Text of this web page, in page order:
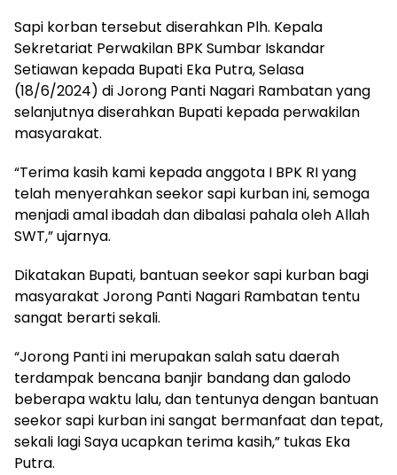
Sapi korban tersebut diserahkan Plh. Kepala
Sekretariat Perwakilan BPK Sumbar Iskandar
Setiawan kepada Bupati Eka Putra, Selasa
(18/6/2024) di Jorong Panti Nagari Rambatan yang
selanjutnya diserahkan Bupati kepada perwakilan
masyarakat.
“Terima kasih kami kepada anggota I BPK RI yang
telah menyerahkan seekor sapi kurban ini, semoga
menjadi amal ibadah dan dibalasi pahala oleh Allah
SWT,” ujarnya.
Dikatakan Bupati, bantuan seekor sapi kurban bagi
masyarakat Jorong Panti Nagari Rambatan tentu
sangat berarti sekali.
“Jorong Panti ini merupakan salah satu daerah
terdampak bencana banjir bandang dan galodo
beberapa waktu lalu, dan tentunya dengan bantuan
seekor sapi kurban ini sangat bermanfaat dan tepat,
sekali lagi Saya ucapkan terima kasih,” tukas Eka
Putra.